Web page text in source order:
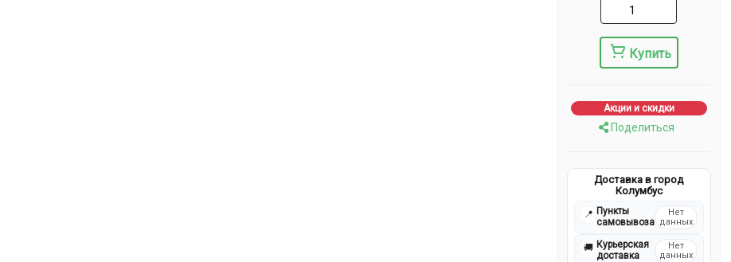
Купить
Акции и скидки
Поделиться
Доставка в город
Колумбус
📍 Пункты
самовывоза
Нет
данных
🚚 Курьерская
доставка
Нет
данных